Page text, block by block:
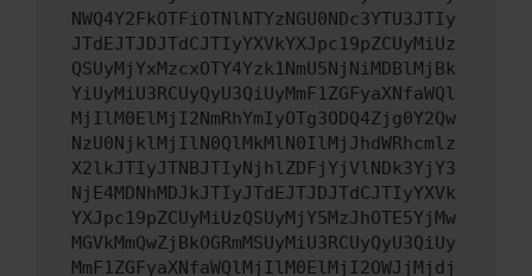
NWQ4Y2FkOTFiOTNlNTYzNGU0NDc3YTU3JTIy
JTdEJTJDJTdCJTIyYXVkYXJpc19pZCUyMiUz
QSUyMjYxMzcxOTY4Yzk1NmU5NjNiMDBlMjBk
YiUyMiU3RCUyQyU3QiUyMmF1ZGFyaXNfaWQl
MjIlM0ElMjI2NmRhYmIyOTg3ODQ4Zjg0Y2Qw
NzU0NjklMjIlN0QlMkMlN0IlMjJhdWRhcmlz
X2lkJTIyJTNBJTIyNjhlZDFjYjVlNDk3YjY3
NjE4MDNhMDJkJTIyJTdEJTJDJTdCJTIyYXVk
YXJpc19pZCUyMiUzQSUyMjY5MzJhOTE5YjMw
MGVkMmQwZjBkOGRmMSUyMiU3RCUyQyU3QiUy
MmF1ZGFyaXNfaWQlMjIlM0ElMjI2OWJjMjdj